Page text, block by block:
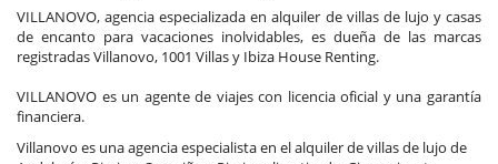
VILLANOVO, agencia especializada en alquiler de villas de lujo y casas
de encanto para vacaciones inolvidables, es dueña de las marcas
registradas Villanovo, 1001 Villas y Ibiza House Renting.
VILLANOVO es un agente de viajes con licencia oficial y una garantía
financiera.
Villanovo es una agencia especialista en el alquiler de villas de lujo de